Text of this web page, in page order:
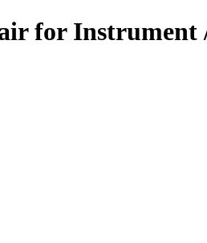
for Instrument